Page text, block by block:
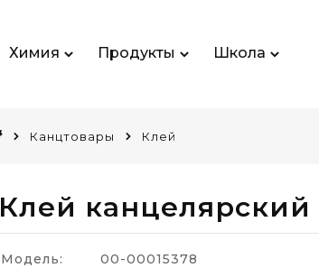
Химия Продукты Школа
Канцтовары Клей
Клей канцелярский
Модель:
00-00015378